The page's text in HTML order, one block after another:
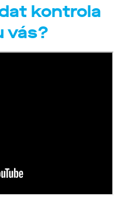
kontrola
vás?